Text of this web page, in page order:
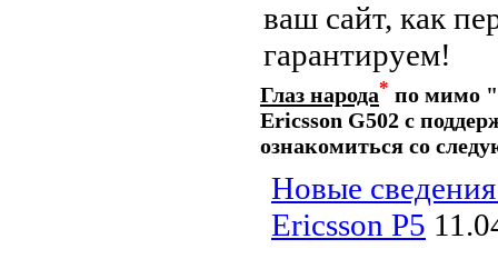
ваш сайт, как
гарантируем!
Глаз народа* по мимо "
Ericsson G502 с
ознакомиться со
Новые
Ericsson P5